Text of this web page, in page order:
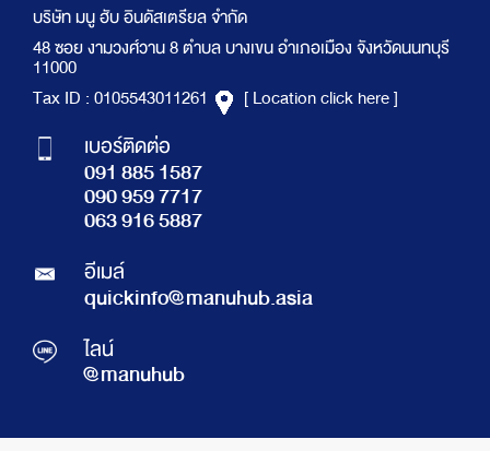
บริษัท มนู ฮับ อินดัสเตรียล จำกัด
48 ซอย งามวงศ์วาน 8 ตำบล บางเขน อำเภอเมือง จังหวัดนนทบุรี
11000
Tax ID : 0105543011261
[ Location click here ]
เบอร์ติดต่อ
091 885 1587
090 959 7717
063 916 5887
อีเมล์
quickinfo@manuhub.asia
ไลน์
@manuhub